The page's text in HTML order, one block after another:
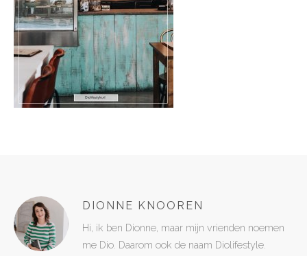
DIONNE KNOOREN
Hi, ik ben Dionne, maar mijn vrienden noemen
me Dio. Daarom ook de naam Diolifestyle.